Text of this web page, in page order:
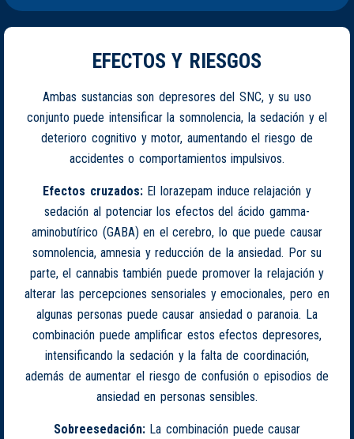
EFECTOS Y RIESGOS
Ambas sustancias son depresores del SNC, y su uso
conjunto puede intensificar la somnolencia, la sedación y el
deterioro cognitivo y motor, aumentando el riesgo de
accidentes o comportamientos impulsivos.
Efectos cruzados: El lorazepam induce relajación y
sedación al potenciar los efectos del ácido gamma-
aminobutírico (GABA) en el cerebro, lo que puede causar
somnolencia, amnesia y reducción de la ansiedad. Por su
parte, el cannabis también puede promover la relajación y
alterar las percepciones sensoriales y emocionales, pero en
algunas personas puede causar ansiedad o paranoia. La
combinación puede amplificar estos efectos depresores,
intensificando la sedación y la falta de coordinación,
además de aumentar el riesgo de confusión o episodios de
ansiedad en personas sensibles.
Sobreesedación:La combinación puede causar